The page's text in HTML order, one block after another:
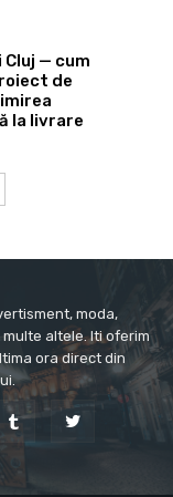
— cum
de
la livrare
moda,
altele. Iti oferim
ora direct din